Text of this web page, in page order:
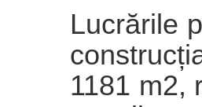
Lucrările
1181 m2,